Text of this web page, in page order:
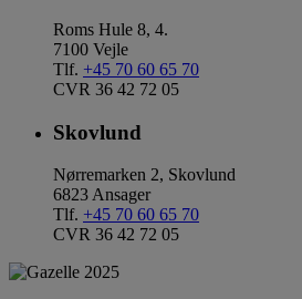
Roms Hule 8, 4.
7100 Vejle
Tlf. +45 70 60 65 70
CVR 36 42 72 05
Skovlund
Nørremarken 2, Skovlund
6823 Ansager
Tlf. +45 70 60 65 70
CVR 36 42 72 05